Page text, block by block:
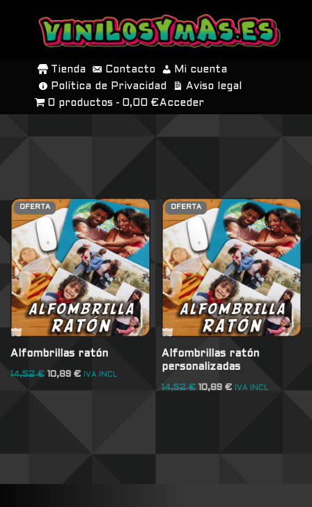
SALTAR
CONTENIDO
Tienda Contacto
Mi cuenta
Política de Privacidad
Aviso legal
0 productos
0,00 € Acceder
OFERTA
Alfombrillas ratón
14,52€ 10,89 € IVA INCL
OFERTA
Alfombrillas ratón
personalizadas
14,52€ 10,89€ IVA INCL